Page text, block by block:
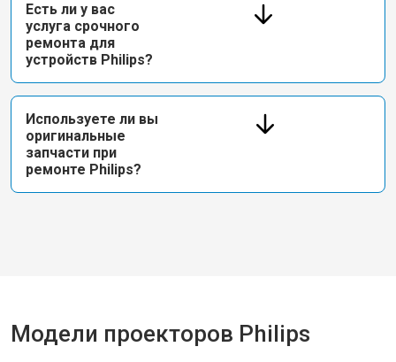
Есть ли у вас
услуга срочного
ремонта для
устройств Philips?
Используете ли вы
оригинальные
запчасти при
ремонте Philips?
Модели проекторов Philips